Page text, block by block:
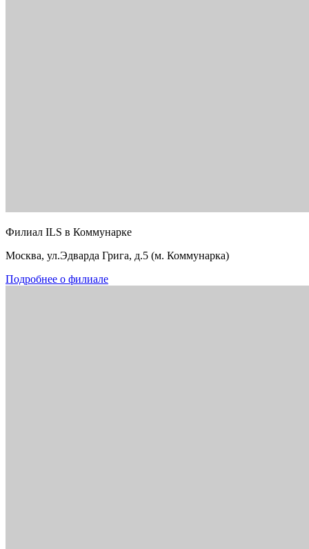
Филиал ILS в Коммунарке
Москва, ул.Эдварда Грига, д.5 (м. Коммунарка)
Подробнее о филиале